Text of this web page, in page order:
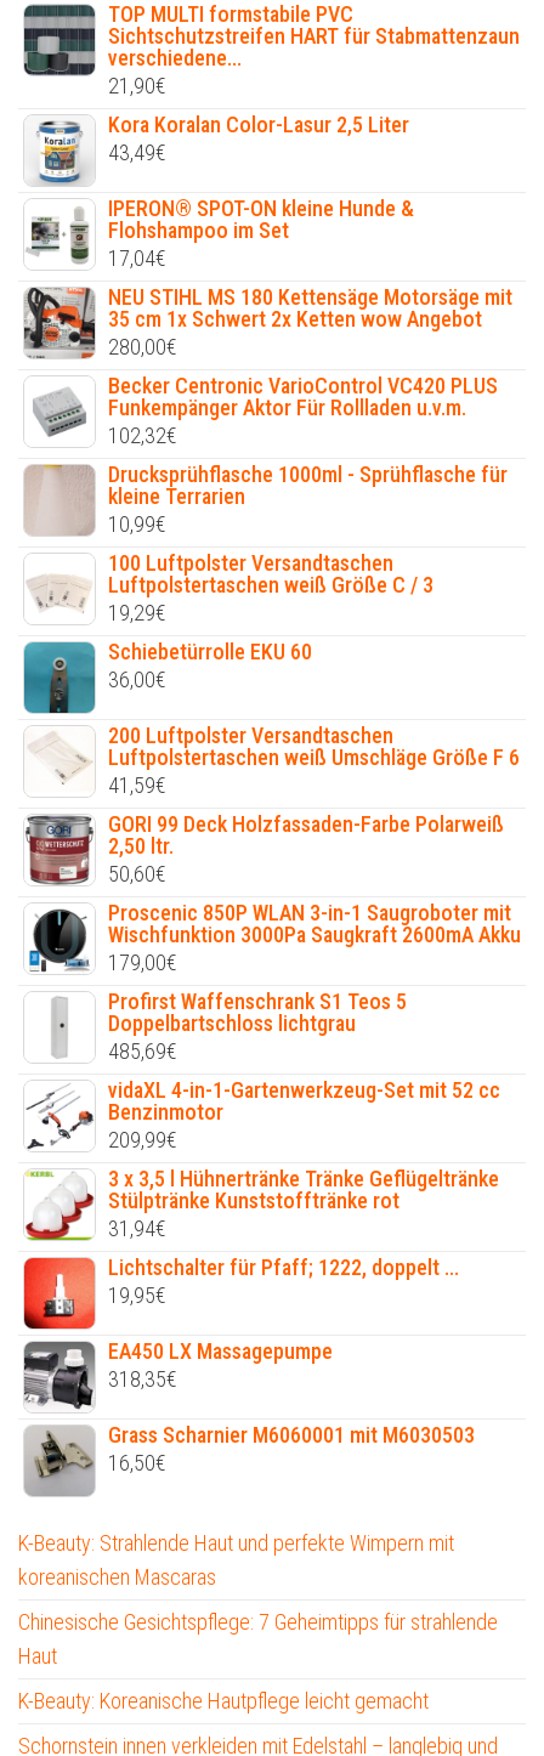
TOP MULTI formstabile PVC
Sichtschutzstreifen HART für Stabmattenzaun
verschiedene...
21,90€
Kora Koralan Color-Lasur 2,5 Liter
43,49€
IPERON® SPOT-ON kleine Hunde &
Flohshampoo im Set
17,04€
NEU STIHL MS 180 Kettensäge Motorsäge mit
35 cm 1x Schwert 2x Ketten wow Angebot
280,00€
Becker Centronic VarioControl VC420 PLUS
Funkempänger Aktor Für Rollladen u.v.m.
102,32€
Drucksprühflasche 1000ml - Sprühflasche für
kleine Terrarien
10,99€
100 Luftpolster Versandtaschen
Luftpolstertaschen weiß Größe C / 3
19,29€
Schiebetürrolle EKU 60
36,00€
200 Luftpolster Versandtaschen
Luftpolstertaschen weiß Umschläge Größe F 6
41,59€
GORI 99 Deck Holzfassaden-Farbe Polarweiß
2,50 ltr.
50,60€
Proscenic 850P WLAN 3-in-1 Saugroboter mit
Wischfunktion 3000Pa Saugkraft 2600mA Akku
179,00€
Profirst Waffenschrank S1 Teos 5
Doppelbartschloss lichtgrau
485,69€
vidaXL 4-in-1-Gartenwerkzeug-Set mit 52 cc
Benzinmotor
209,99€
3 x 3,5 l Hühnertränke Tränke Geflügeltränke
Stülptränke Kunststofftränke rot
31,94€
Lichtschalter für Pfaff; 1222, doppelt ...
19,95€
EA450 LX Massagepumpe
318,35€
Grass Scharnier M6060001 mit M6030503
16,50€
K-Beauty: Strahlende Haut und perfekte Wimpern mit
koreanischen Mascaras
Chinesische Gesichtspflege: 7 Geheimtipps für strahlende
Haut
K-Beauty: Koreanische Hautpflege leicht gemacht
Schornstein innen verkleiden mit Edelstahl – langlebig und